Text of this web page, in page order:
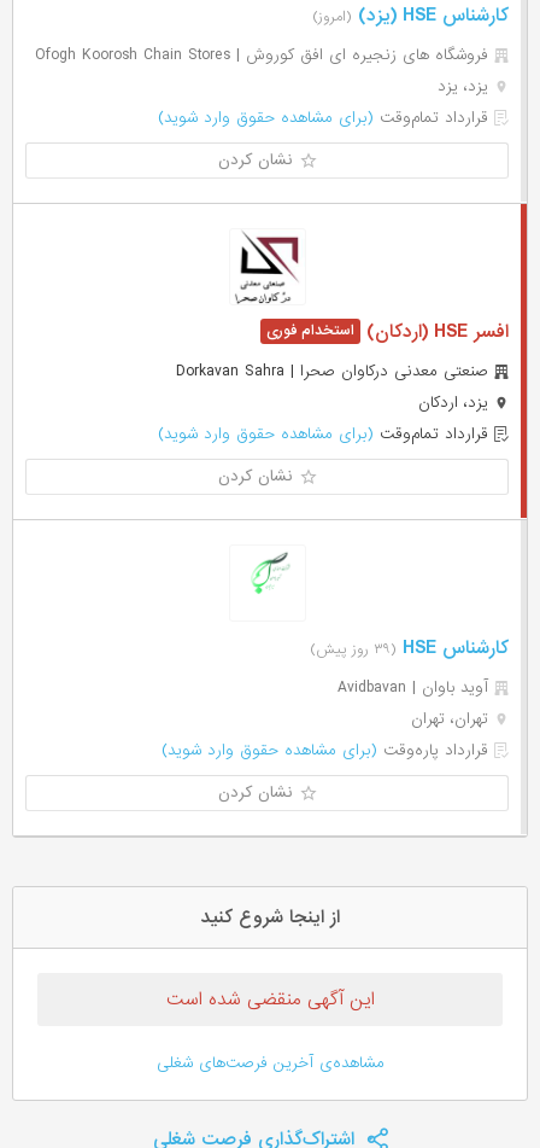
کارشناس HSE (یزد) (امروز)
فروشگاه های زنجیره ای افق کوروش | Ofogh Koorosh Chain Stores
یزد، یزد
قرارداد تمام‌وقت (برای مشاهده حقوق وارد شوید)
نشان کردن
افسر HSE (اردکان)
صنعتی معدنی درکاوان صحرا | Dorkavan Sahra
یزد، اردکان
قرارداد تمام‌وقت (برای مشاهده حقوق وارد شوید)
نشان کردن
کارشناس HSE (۳۹ روز پیش)
آوید باوان | Avidbavan
تهران، تهران
قرارداد پاره‌وقت (برای مشاهده حقوق وارد شوید)
نشان کردن
از اینجا شروع کنید
این آگهی منقضی شده است
مشاهده‌ی آخرین فرصت‌های شغلی
اشتراک‌گذاری فرصت شغلی